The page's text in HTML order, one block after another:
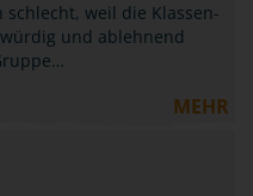
weil die Klassen-
und ablehnend
MEHR